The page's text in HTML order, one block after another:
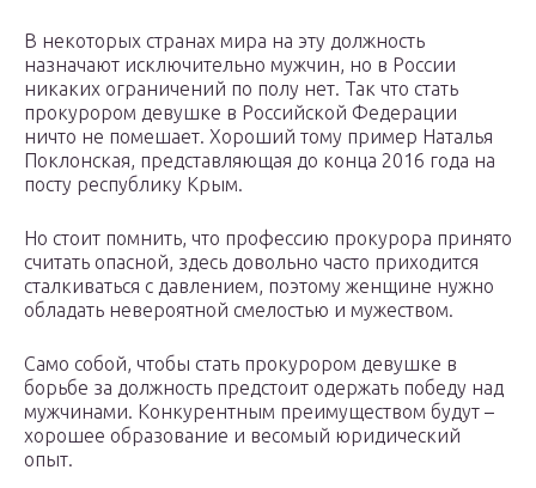
В некоторых странах мира на эту должность
назначают исключительно мужчин, но в России
никаких ограничений по полу нет. Так что стать
прокурором девушке в Российской Федерации
ничто не помешает. Хороший тому пример Наталья
Поклонская, представляющая до конца 2016 года на
посту республику Крым.
Но стоит помнить, что профессию прокурора принято
считать опасной, здесь довольно часто приходится
сталкиваться с давлением, поэтому женщине нужно
обладать невероятной смелостью и мужеством.
Само собой, чтобы стать прокурором девушке в
борьбе за должность предстоит одержать победу над
мужчинами. Конкурентным преимуществом будут –
хорошее образование и весомый юридический
опыт.